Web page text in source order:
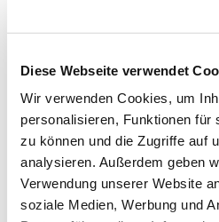
Diese Webseite verwendet
Wir verwenden Cookies, um
personalisieren, Funktionen für
zu können und die Zugriffe auf
analysieren. Außerdem geben
Verwendung unserer Website
soziale Medien, Werbung und
Dies